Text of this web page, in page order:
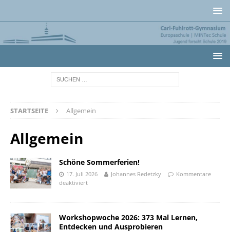
STARTSEITE Allgemein
Allgemein
Schöne Sommerferien!
17. Juli 2026 Johannes Redetzky
Kommentare
deaktiviert
Workshopwoche 2026: 373 Mal Lernen,
Entdecken und Ausprobieren